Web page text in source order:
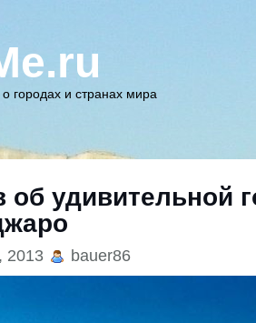
городах и странах мира
об удивительной
2013 bauer86